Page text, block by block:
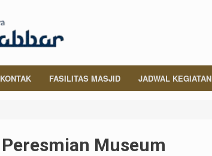
KONTAK FASILITAS MASJID JADWAL KEGIATAN
Peresmian Museum